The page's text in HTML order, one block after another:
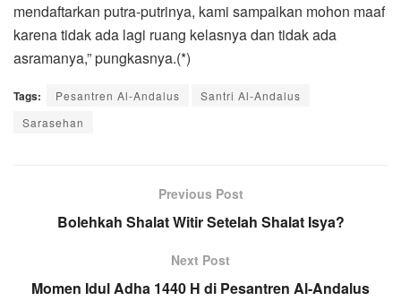
mendaftarkan putra-putrinya, kami sampaikan mohon maaf
karena tidak ada lagi ruang kelasnya dan tidak ada
asramanya,” pungkasnya.(*)
Tags: Pesantren Al-Andalus
Santri Al-Andalus
Sarasehan
Previous Post
Bolehkah Shalat Witir Setelah Shalat Isya?
Next Post
Momen Idul Adha 1440 H di Pesantren Al-Andalus